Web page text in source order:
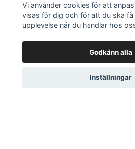
Presentkort
Vi använder cookies för att
visas för dig och för att du ska få
upplevelse när du handlar hos
Godkänn alla
Inställningar